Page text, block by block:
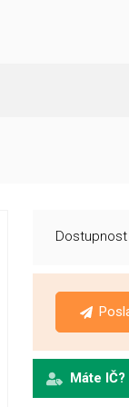
Dostupnost
Máte IČ?